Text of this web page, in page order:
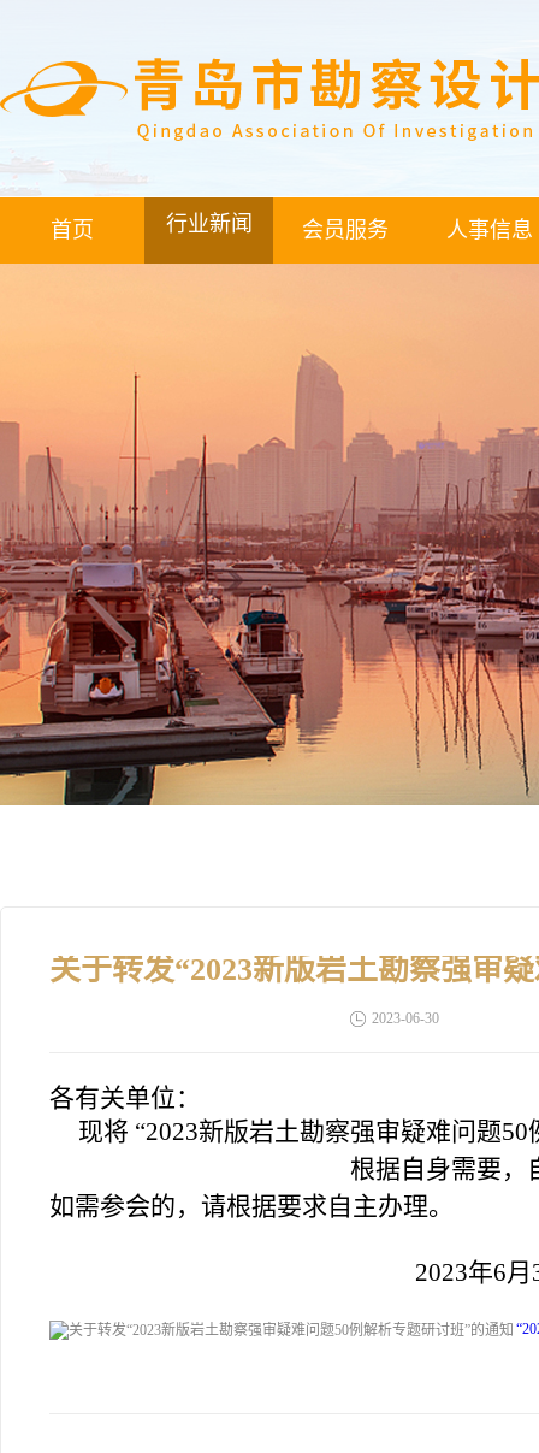
首页 行业新闻 会员服务 人事信息
2023-06-30
各有关单位：
现将 “2023新版岩土勘察强审疑难问题50
根据自身需要，
如需参会的，请根据要求自主办理。
2023年6月